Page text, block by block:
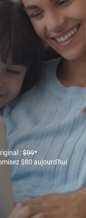
:$99*
$80 aujourd'hui